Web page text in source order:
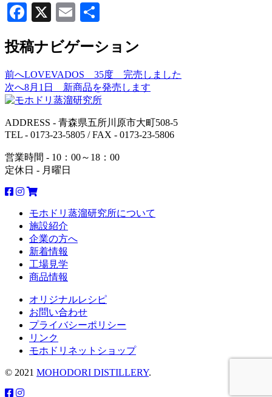
Facebook
X Email
投稿ナビゲーション
前へLOVEVADOS 35度 完売しました
次へ8月1日 新商品を発売します
ADDRESS - 青森県五所川原市大町508-5
TEL - 0173-23-5805 / FAX - 0173-23-5806
営業時間 - 10：00～18：00
定休日 - 月曜日
モホドリ蒸溜研究所について
施設紹介
企業の方へ
新着情報
工場見学
商品情報
オリジナルレシピ
お問い合わせ
プライバシーポリシー
リンク
モホドリネットショップ
© 2021 MOHODORI DISTILLERY.